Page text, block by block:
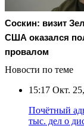
Соскин: визит
США оказался
провалом
Новости по теме
15:17 Окт.
Почётный
тыс. дел о